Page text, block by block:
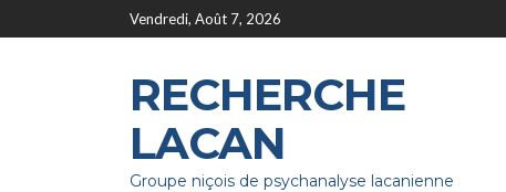
Vendredi, Août 7, 2026
RECHERCHE
LACAN
Groupe niçois de psychanalyse lacanienne